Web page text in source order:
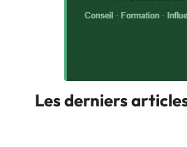
Les derniers